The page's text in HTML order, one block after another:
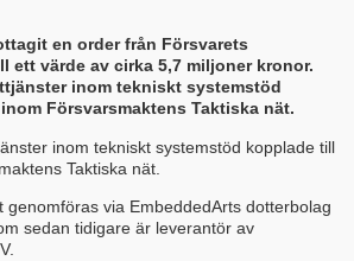
en order från Försvarets
ett värde av cirka 5,7 miljoner kronor.
inom tekniskt systemstöd
Försvarsmaktens Taktiska nät.
inom tekniskt systemstöd kopplade till
Taktiska nät.
genomföras via EmbeddedArts dotterbolag
sedan tidigare är leverantör av